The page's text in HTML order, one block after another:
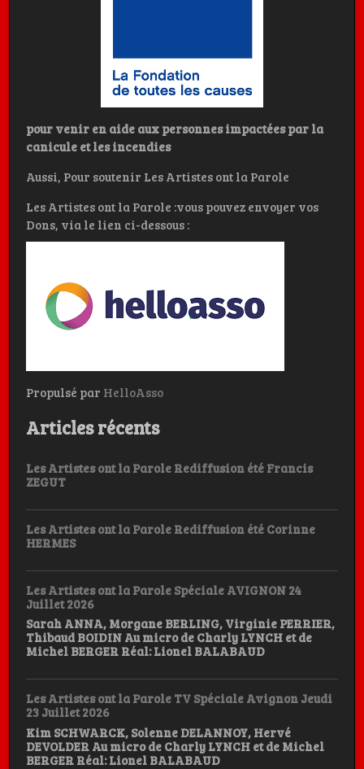
pour venir en aide aux personnes impactées par la
canicule et les incendies
Aussi, Pour soutenir Les Artistes ont la Parole
Les Artistes ont la Parole :vous pouvez envoyer vos
Dons, via le lien ci-dessous :
Propulsé par HelloAsso
Articles récents
Les Artistes ont la Parole Rediffusion été Francis
ZEGUT
Les Artistes ont la Parole Rediffusion été Corinne
HERMES
Les Artistes ont la Parole Spéciale AVIGNON 24
Juillet 2026
Sarah ANNA, Morgane BERLING, Virginie PERRIER,
Thibaud BOIDIN Au micro de Charly LYNCH et de
Michel BERGER Réal: Lionel BALABAUD
Les Artistes ont la Parole TV Spéciale Avignon Jeudi
23 Juillet 2026
Kim SCHWARCK, Solenne DELANNOY, Hervé
DEVOLDER Au micro de Charly LYNCH et de Michel
BERGER Réal: Lionel BALABAUD